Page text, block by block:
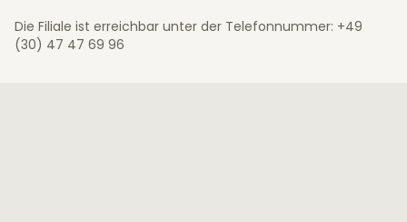
Die Filiale ist erreichbar unter der Telefonnummer: +49
(30) 47 47 69 96